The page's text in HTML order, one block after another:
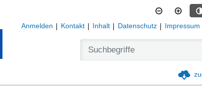
Anmelden Kontakt Inhalt Datenschutz Impressum